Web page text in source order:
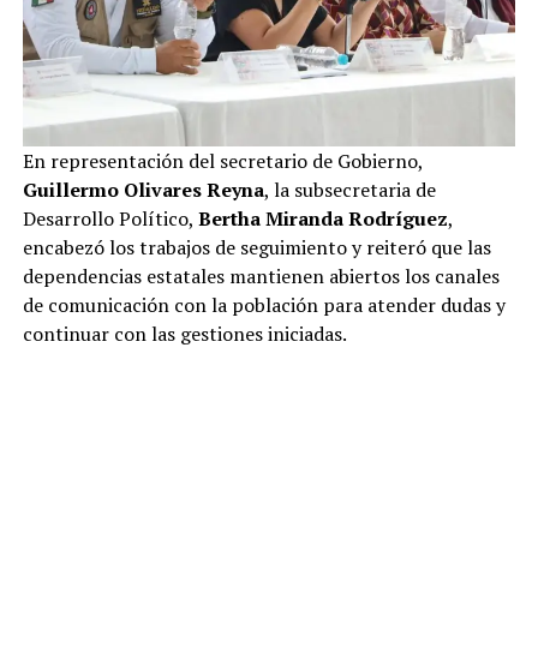
En representación del secretario de Gobierno,
Guillermo Olivares Reyna, la subsecretaria de
Desarrollo Político, Bertha Miranda Rodríguez,
encabezó los trabajos de seguimiento y reiteró que las
dependencias estatales mantienen abiertos los canales
de comunicación con la población para atender dudas y
continuar con las gestiones iniciadas.